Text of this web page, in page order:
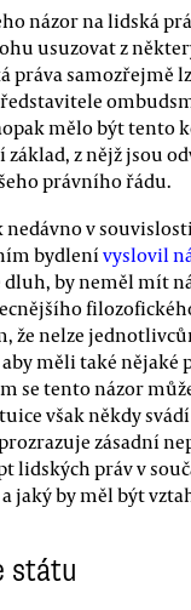
názor na lidská
usuzovat z
práva samozřejmě
mělo být tento
z nějž jsou
právního řádu.
nedávno v
bydlení vyslovil
dluh, by neměl mít
že nelze
měli také nějaké
se tento názor
však někdy
zásadní
lidských práv v
jaký by měl být
státu